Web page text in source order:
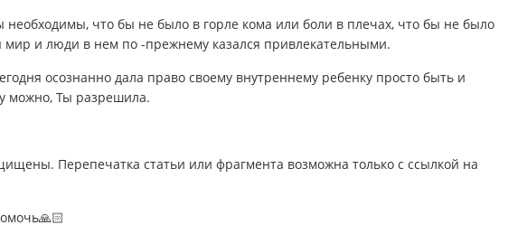
необходимы, что бы не было в горле кома или боли в плечах, что бы не было
мир и люди в нем по -прежнему казался привлекательными.
осознанно дала право своему внутреннему ребенку просто быть и
можно, Ты разрешила.
Перепечатка статьи или фрагмента возможна только с ссылкой на